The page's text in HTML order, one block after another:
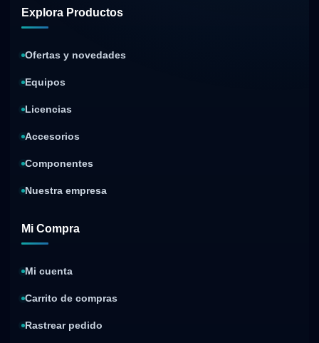
Explora Productos
Ofertas y novedades
Equipos
Licencias
Accesorios
Componentes
Nuestra empresa
Mi Compra
Mi cuenta
Carrito de compras
Rastrear pedido